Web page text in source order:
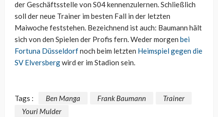
der Geschäftsstelle von S04 kennenzulernen. Schließlich
soll der neue Trainer im besten Fall in der letzten
Maiwoche feststehen. Bezeichnend ist auch: Baumann hält
sich von den Spielen der Profis fern. Weder morgen bei
Fortuna Düsseldorfnoch beim letzten Heimspiel gegen die
SV Elversbergwird er im Stadion sein.
Tags : Ben Manga Frank Baumann
Trainer
Youri Mulder